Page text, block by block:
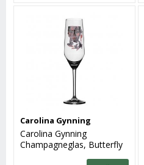
Carolina Gynning
Carolina Gynning
Champagneglas, Butterfly